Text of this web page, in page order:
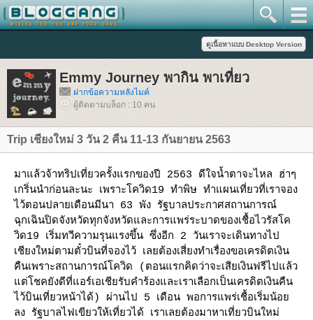
Emmy Journey พากิน พาเที่ยว
ฝากข้อความหลังไมค์
ผู้ติดตามบล็อก : 10 คน
Trip เชียงใหม่ 3 วัน 2 คืน 11-13 กันยายน 2563
มาแล้วจ้าทริปเที่ยวครั้งแรกของปี 2563 ดีใจน้ำตาจะไหล ฮ่าๆ
เกริ่นนำก่อนละนะ เพราะโควิด19 ทำพิษ ทำแผนเที่ยวที่เราจอง
ไว้ตอนปลายเดือนมีนา 63 พัง รัฐบาลประกาศสถานการณ์
ฉุกเฉินปิดจังหวัดทุกจังหวัดและการแพร่ระบาดของเชื้อไวรัสโค
วิด19 เริ่มทวีความรุนแรงขึ้น ซึ่งอีก 2 วันเราจะเดินทางไป
เชียงใหม่ตามตั๋วบินที่จองไว้ เลยต้องเสี่ยงทำเรื่องขอเครดิตเงิน
คืนเพราะสถานการณ์โควิด (ตอนแรกคิดว่าจะเสียเงินฟรีไปแล้ว
ต่โชคยังดีที่แอร์เอเชียรับคำร้องและเราเลือกเป็นเครดิตเงินคืน
ไว้บินเที่ยวหน้าได้) ผ่านไป 5 เดือน พอการแพร่เชื้อเริ่มน้อ
ลง รัฐบาลไฟเขียวให้เที่ยวได้ เราเลยต้องมาหาเที่ยวบินใหม่